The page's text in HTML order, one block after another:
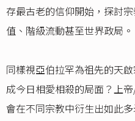
存最古老的信仰開始，探討
值、階級流動甚至世界政局。
同樣視亞伯拉罕為祖先的天
成今日相愛相殺的局面？上
會在不同宗教中衍生出如此